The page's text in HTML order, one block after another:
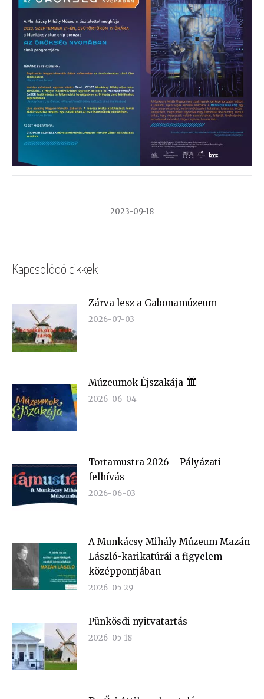
2023-09-18
Kapcsolódó cikkek
Zárva lesz a Gabonamúzeum
2026-07-03
Múzeumok Éjszakája
2026-06-04
Tortamustra 2026 – Pályázati
felhívás
2026-06-03
A Munkácsy Mihály Múzeum Mazán
László-karikatúrái a figyelem
középpontjában
2026-05-29
Pünkösdi nyitvatartás
2026-05-18